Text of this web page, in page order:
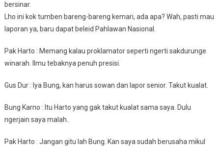
bersinar.
Lho ini kok tumben bareng-bareng kemari, ada apa? Wah, pasti mau
laporan ya, baru dapat beleid Pahlawan Nasional.
Pak Harto : Memang kalau proklamator seperti ngerti sakdurunge
winarah. Ilmu tebaknya penuh presisi.
Gus Dur : Iya Bung, kan harus sowan dan lapor senior. Takut kualat.
Bung Karno : Itu Harto yang gak takut kualat sama saya. Dulu
ngerjain saya malah.
Pak Harto : Jangan gitu lah Bung. Kan saya sudah berusaha mikul